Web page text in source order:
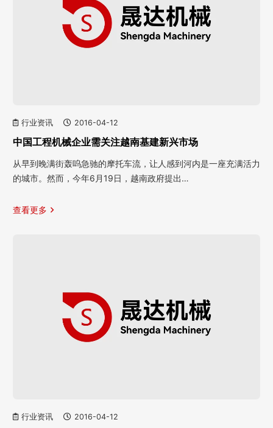
行业资讯 2016-04-12
中国工程机械企业需关注越南基建新兴市场
从早到晚满街轰呜急驰的摩托车流，让人感到河内是一座充满活力
的城市。然而，今年6月19日，越南政府提出…
查看更多
行业资讯 2016-04-12